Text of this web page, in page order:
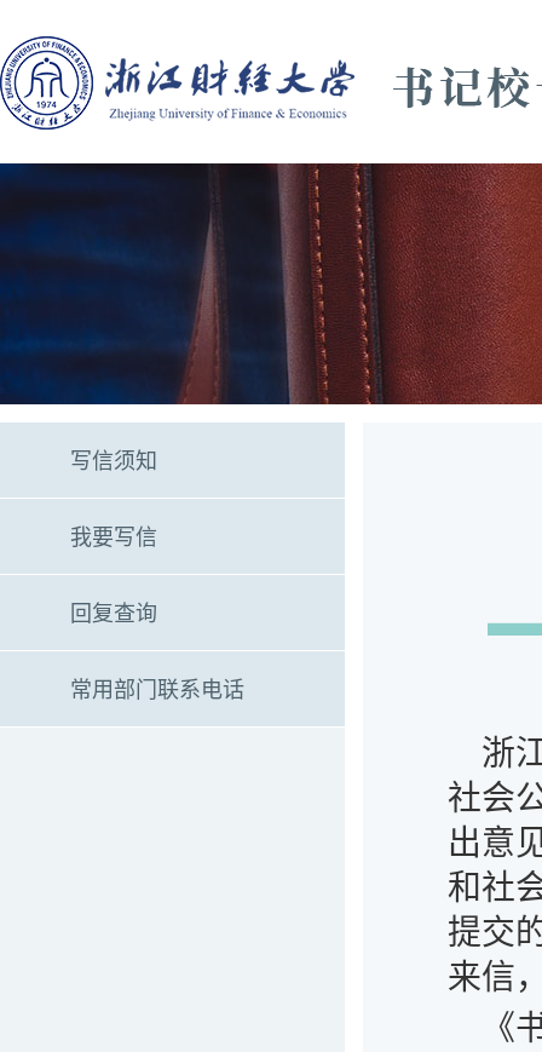
写信须知
我要写信
回复查询
常用部门联系电话
浙
社会
出意
和社
提交
来信
《